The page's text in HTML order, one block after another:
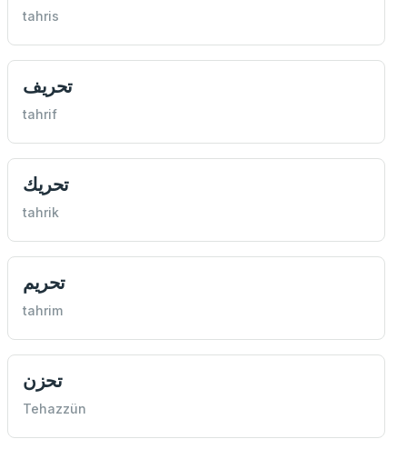
tahris
تحريف
tahrif
تحريك
tahrik
تحريم
tahrim
تحزن
Tehazzün